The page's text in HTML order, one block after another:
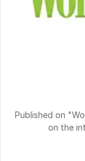
Published on
on the